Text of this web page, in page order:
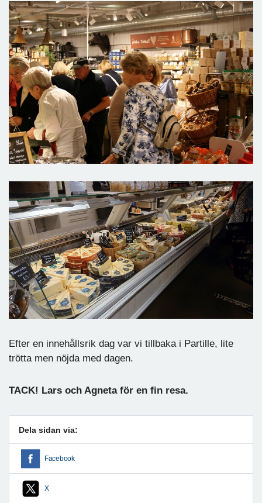
Efter en innehållsrik dag var vi tillbaka i Partille, lite
trötta men nöjda med dagen.
TACK! Lars och Agneta för en fin resa.
Dela sidan via:
Facebook
X